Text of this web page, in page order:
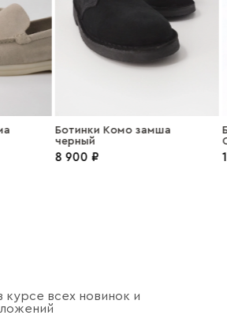
Ботинки Комо замша
черный
8 900 ₽
курсе всех новинок и